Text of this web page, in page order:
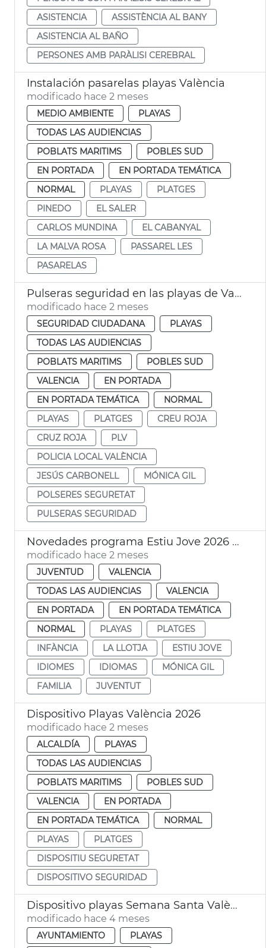
ASISTENCIA
ASSISTÈNCIA AL BANY
ASISTENCIA AL BAÑO
PERSONES AMB PARÀLISI CEREBRAL
Instalación pasarelas playas València
modificado hace 2 meses
MEDIO AMBIENTE
PLAYAS
TODAS LAS AUDIENCIAS
POBLATS MARITIMS
POBLES SUD
EN PORTADA
EN PORTADA TEMÁTICA
NORMAL
PLAYAS
PLATGES
PINEDO
EL SALER
CARLOS MUNDINA
EL CABANYAL
LA MALVA ROSA
PASSAREL LES
PASARELAS
Pulseras seguridad en las playas de València
modificado hace 2 meses
SEGURIDAD CIUDADANA
PLAYAS
TODAS LAS AUDIENCIAS
POBLATS MARITIMS
POBLES SUD
VALENCIA
EN PORTADA
EN PORTADA TEMÁTICA
NORMAL
PLAYAS
PLATGES
CREU ROJA
CRUZ ROJA
PLV
POLICIA LOCAL VALÈNCIA
JESÚS CARBONELL
MÓNICA GIL
POLSERES SEGURETAT
PULSERAS SEGURIDAD
Novedades programa Estiu Jove 2026 València
modificado hace 2 meses
JUVENTUD
VALENCIA
TODAS LAS AUDIENCIAS
VALENCIA
EN PORTADA
EN PORTADA TEMÁTICA
NORMAL
PLAYAS
PLATGES
INFÀNCIA
LA LLOTJA
ESTIU JOVE
IDIOMES
IDIOMAS
MÓNICA GIL
FAMILIA
JUVENTUT
Dispositivo Playas València 2026
modificado hace 2 meses
ALCALDÍA
PLAYAS
TODAS LAS AUDIENCIAS
POBLATS MARITIMS
POBLES SUD
VALENCIA
EN PORTADA
EN PORTADA TEMÁTICA
NORMAL
PLAYAS
PLATGES
DISPOSITIU SEGURETAT
DISPOSITIVO SEGURIDAD
Dispositivo playas Semana Santa València
modificado hace 4 meses
AYUNTAMIENTO
PLAYAS